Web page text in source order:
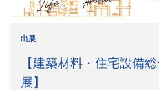
出展
【建築材料・住宅設備
展】